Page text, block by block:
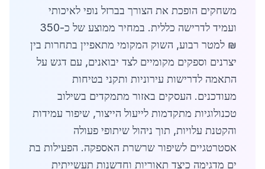
משחקים הופכת את הצורך בברזל נופי לאיכותי
ועמיד לדרישה כללית. במחיר ממוצע של כ-350
₪ למטר רבוע, השוק המקומי מתאפיין בתחרות בין
יצרנים וספקים מקומיים לצד יבואנים, עם דגש על
התאמה לדרישות עירוניות ותקני בטיחות
מעודכנים. העסקים באזור מתמקדים בשילוב
טכנולוגיות מתקדמות לייעול הייצור, שיפור עמידות
והקטנת עלויות, תוך ניהול שיתופי פעולה
אסטרטגיים לשיפור שרשרת האספקה. הפעילות בת
ים מדגימה כיצד תאוריות וחדשנות תעשייתית